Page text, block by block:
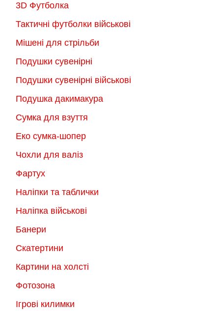
3D Футболка
Тактичні футболки військові
Мішені для стрільби
Подушки сувенірні
Подушки сувенірні військові
Подушка дакимакура
Сумка для взуття
Еко сумка-шопер
Чохли для валіз
Фартух
Наліпки та таблички
Наліпка військові
Банери
Скатертини
Картини на холсті
Фотозона
Ігрові килимки